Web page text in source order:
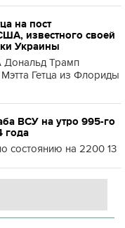
на пост
известного своей
Украины
Трамп
Гетца из Флориды
ВСУ на утро 995-го
года
состоянию на 2200 13